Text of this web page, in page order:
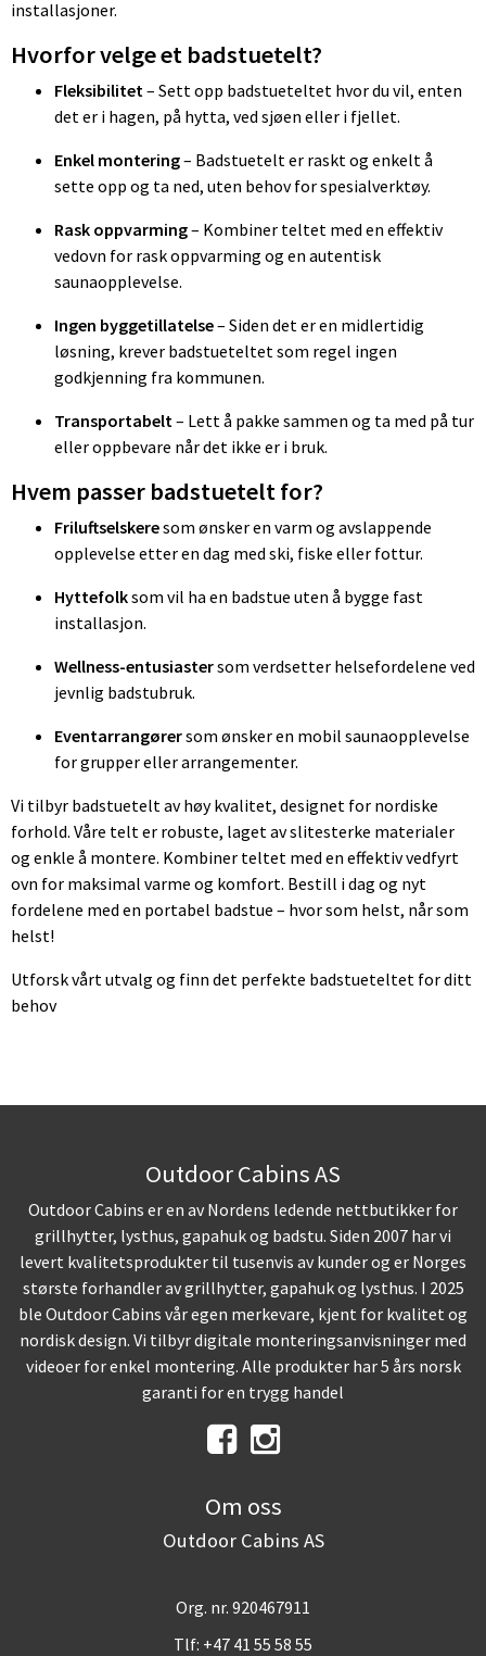
installasjoner.
Hvorfor velge et badstuetelt?
Fleksibilitet – Sett opp badstueteltet hvor du vil, enten
det er i hagen, på hytta, ved sjøen eller i fjellet.
Enkel montering– Badstuetelt er raskt og enkelt å
sette opp og ta ned, uten behov for spesialverktøy.
Rask oppvarming– Kombiner teltet med en effektiv
vedovn for rask oppvarming og en autentisk
saunaopplevelse.
Ingen byggetillatelse– Siden det er en midlertidig
løsning, krever badstueteltet som regel ingen
godkjenning fra kommunen.
Transportabelt – Lett å pakke sammen og ta med på tur
eller oppbevare når det ikke er i bruk.
Hvem passer badstuetelt for?
Friluftselskeresom ønsker en varm og avslappende
opplevelse etter en dag med ski, fiske eller fottur.
Hyttefolksom vil ha en badstue uten å bygge fast
installasjon.
Wellness-entusiastersom verdsetter helsefordelene ved
jevnlig badstubruk.
Eventarrangørersom ønsker en mobil saunaopplevelse
for grupper eller arrangementer.
Vi tilbyr badstuetelt av høy kvalitet, designet for nordiske
forhold. Våre telt er robuste, laget av slitesterke materialer
og enkle å montere. Kombiner teltet med en effektiv vedfyrt
ovn for maksimal varme og komfort. Bestill i dag og nyt
fordelene med en portabel badstue – hvor som helst, når som
helst!
Utforsk vårt utvalg og finn det perfekte badstueteltet for ditt
behov
Outdoor Cabins AS
Outdoor Cabins er en av Nordens ledende nettbutikker for
grillhytter, lysthus, gapahuk og badstu. Siden 2007 har vi
levert kvalitetsprodukter til tusenvis av kunder og er Norges
største forhandler av grillhytter, gapahuk og lysthus. I 2025
ble Outdoor Cabins vår egen merkevare, kjent for kvalitet og
nordisk design. Vi tilbyr digitale monteringsanvisninger med
videoer for enkel montering. Alle produkter har 5 års norsk
garanti for en trygg handel
Om oss
Outdoor Cabins AS
Org. nr. 920467911
Tlf: +47 41 55 58 55